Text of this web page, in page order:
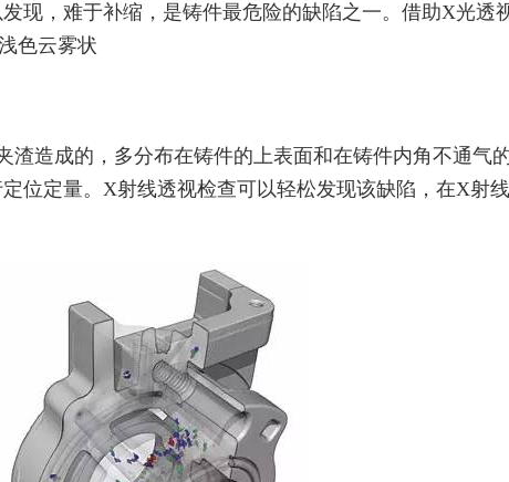
现，难于补缩，是铸件最危险的缺陷之一。借助X光透
色云雾状
渣造成的，多分布在铸件的上表面和在铸件内角不通气
位定量。X射线透视检查可以轻松发现该缺陷，在X射